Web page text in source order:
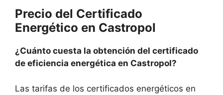
Precio del Certificado
Energético en Castropol
¿Cuánto cuesta la obtención del certificado
de eficiencia energética en Castropol?
Las tarifas de los certificados energéticos en